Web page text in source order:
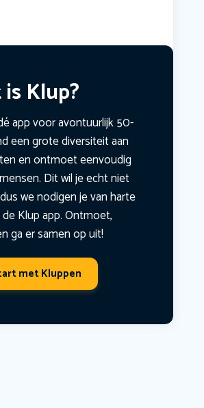
Klup?
app voor avontuurlijk 50-
een grote diversiteit aan
en ontmoet eenvoudig
Dit wil je echt niet
we nodigen je van harte
Klup app. Ontmoet,
ga er samen op uit!
met Kluppen